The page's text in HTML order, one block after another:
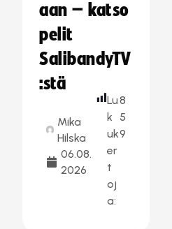
aan – katso
pelit
SalibandyTV
:stä
Mika
Hilska
06.08.
2026
Lu
k
uk
er
t
oj
a:
8
5
9